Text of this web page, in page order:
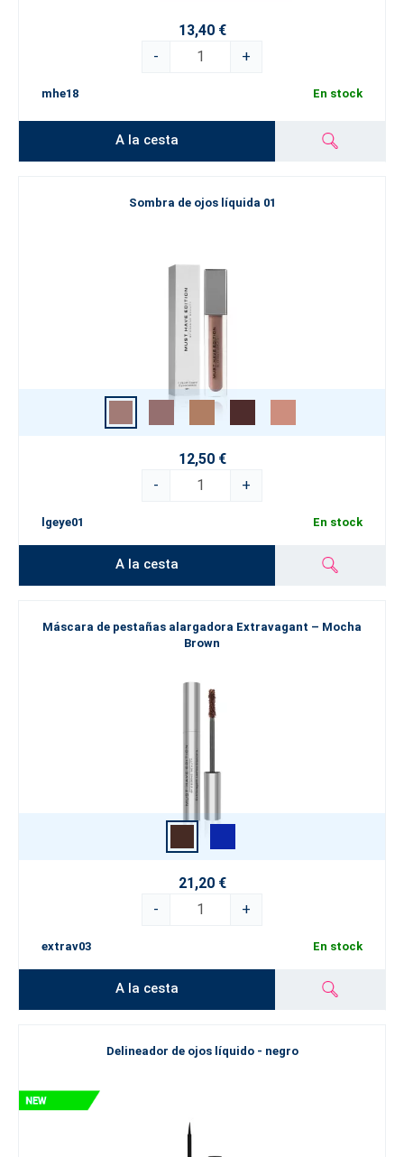
13,40 €
-
+
mhe18 En stock
A la cesta
Sombra de ojos líquida 01
12,50 €
-
+
lgeye01 En stock
A la cesta
Máscara de pestañas alargadora Extravagant – Mocha
Brown
21,20 €
-
+
extrav03 En stock
A la cesta
Delineador de ojos líquido - negro